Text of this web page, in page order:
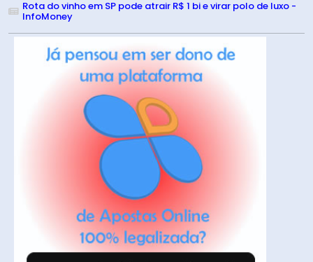
Rota do vinho em SP pode atrair R$ 1 bi e virar polo de luxo -
InfoMoney